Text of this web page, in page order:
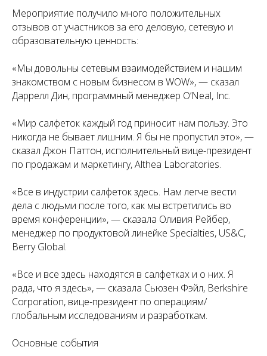
Мероприятие получило много положительных
отзывов от участников за его деловую, сетевую и
образовательную ценность:
«Мы довольны сетевым взаимодействием и нашим
знакомством с новым бизнесом в WOW», — сказал
Даррелл Дин, программный менеджер O’Neal, Inc.
«Мир салфеток каждый год приносит нам пользу. Это
никогда не бывает лишним. Я бы не пропустил это», —
сказал Джон Паттон, исполнительный вице-президент
по продажам и маркетингу, Althea Laboratories.
«Все в индустрии салфеток здесь. Нам легче вести
дела с людьми после того, как мы встретились во
время конференции», — сказала Оливия Рейбер,
менеджер по продуктовой линейке Specialties, US&C,
Berry Global.
«Все и все здесь находятся в салфетках и о них. Я
рада, что я здесь», — сказала Сьюзен Фэйл, Berkshire
Corporation, вице-президент по операциям/
глобальным исследованиям и разработкам.
Основные события